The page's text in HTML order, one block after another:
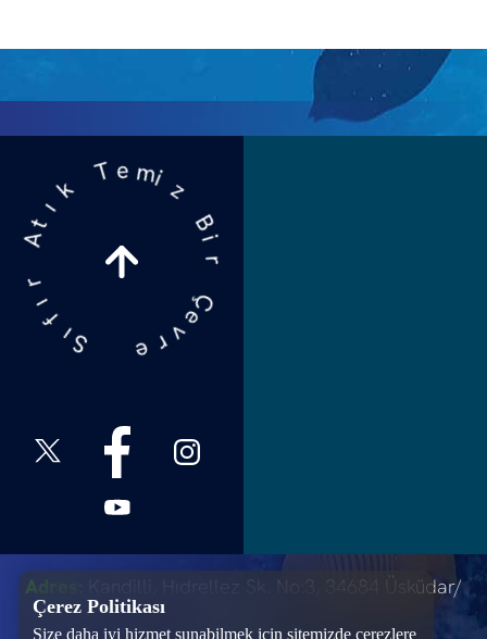
S
ı
f
ı
r
A
t
ı
k
Temiz
B
i
r
Ç
e
v
r
e
Adres:
Kandilli, Hıdrellez Sk. No:3, 34684 Üsküdar/
Çerez Politikası
Size daha iyi hizmet sunabilmek için sitemizde çerezlere